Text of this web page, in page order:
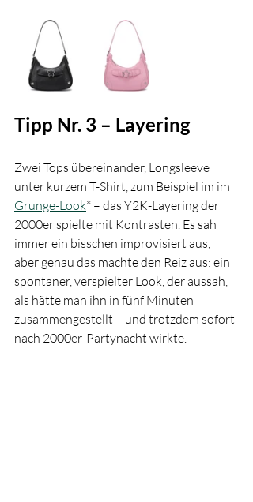
Tipp Nr. 3 – Layering
Zwei Tops übereinander, Longsleeve
unter kurzem T-Shirt, zum Beispiel im im
Grunge-Look* – das Y2K-Layering der
2000er spielte mit Kontrasten. Es sah
immer ein bisschen improvisiert aus,
aber genau das machte den Reiz aus: ein
spontaner, verspielter Look, der aussah,
als hätte man ihn in fünf Minuten
zusammengestellt – und trotzdem sofort
nach 2000er-Partynacht wirkte.